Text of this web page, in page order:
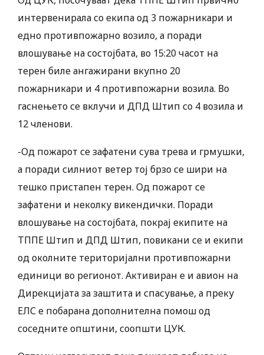
интервенирала со екипа од 3 пожарникари и
едно противпожарно возило, а поради
влошување на состојбата, во 15:20 часот на
терен биле ангажирани вкупно 20
пожарникари и 4 противпожарни возила. Во
гаснењето се вклучи и ДПД Штип со 4 возила и
12 членови.
-Од пожарот се зафатени сува трева и грмушки,
а поради силниот ветер тој брзо се шири на
тешко пристапен терен. Од пожарот се
зафатени и неколку викендички. Поради
влошување на состојбата, покрај екипите на
ТППЕ Штип и ДПД Штип, повикани се и екипи
од околните територијални противпожарни
единици во регионот. Активиран е и авион на
Дирекцијата за заштита и спасување, а преку
ЕЛС е побарана дополнителна помош од
соседните општини, соопшти ЦУК.